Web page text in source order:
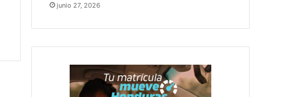
junio 27, 2026